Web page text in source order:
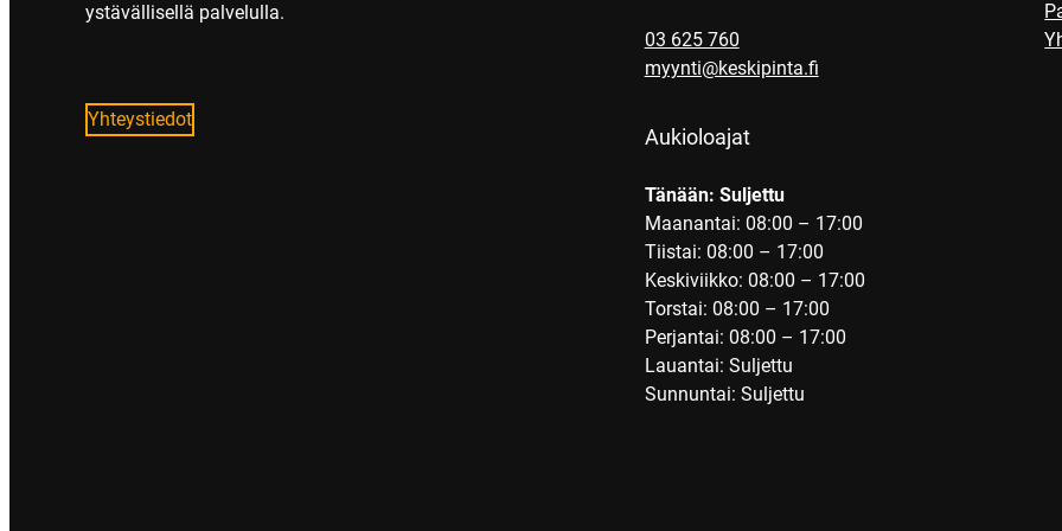
ystävällisellä palvelulla.
Yhteystiedot
03 625 760
myynti@keskipinta.fi
Aukioloajat
Tänään: Suljettu
Maanantai: 08:00 – 17:00
Tiistai: 08:00 – 17:00
Keskiviikko: 08:00 – 17:00
Torstai: 08:00 – 17:00
Perjantai: 08:00 – 17:00
Lauantai: Suljettu
Sunnuntai: Suljettu